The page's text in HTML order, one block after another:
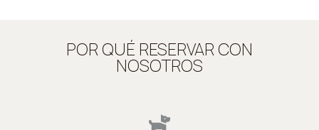
POR QUÉ RESERVAR CON
NOSOTROS